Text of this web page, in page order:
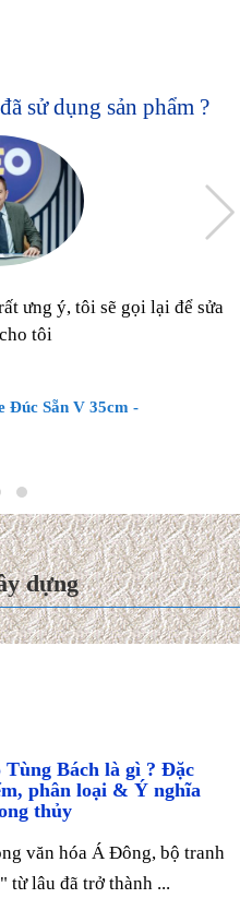
sử dụng sản phẩm ?
ưng ý, tôi sẽ gọi lại để sửa
tôi
Đúc Sẵn V 35cm -
dựng
phí xây dựng & Hoàn
Biệt thự mái Thái 2027
nay, chi phí thi công hoàn
trọn gói biệt thự mái
dao động từ 8.000.000
phân loại & Ý nghĩa
thủy
từ lâu đã trở thành ...